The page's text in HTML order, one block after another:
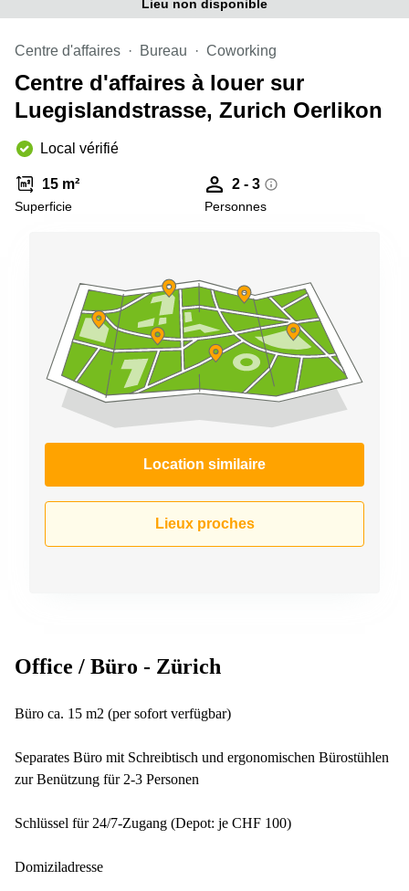
Salle
réunion
Zurich
Salles
de
Genève
Salle de
réunion
Lausanne
Lausanne
Louis-
18
de l’Ile
Genève
Route
Esplanade
de Pont-
Rouge 4
Lancy
Route
Meyrin
de la
Drance 2
Route
Pièce
1
Bahnhofstrasse
Lieu non disponible
Centre d'affaires Bureau Coworking
Centre d'affaires à louer sur
Luegislandstrasse, Zurich Oerlikon
Local vérifié
15 m²
Superficie
2 - 3
Personnes
Location similaire
Lieux proches
Office / Büro - Zürich
Büro ca. 15 m2 (per sofort verfügbar)
Separates Büro mit Schreibtisch und ergonomischen Bürostühlen
zur Benützung für 2-3 Personen
Schlüssel für 24/7-Zugang (Depot: je CHF 100)
Domiziladresse